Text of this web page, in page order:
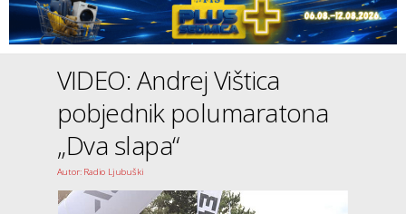
VIDEO: Andrej Vištica
pobjednik polumaratona
„Dva slapa“
Autor: Radio Ljubuški